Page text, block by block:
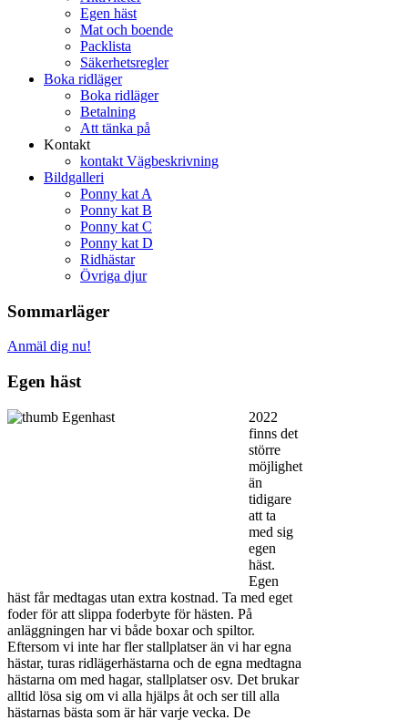
Egen häst
Mat och boende
Packlista
Säkerhetsregler
Boka ridläger
Boka ridläger
Betalning
Att tänka på
Kontakt
kontakt Vägbeskrivning
Bildgalleri
Ponny kat A
Ponny kat B
Ponny kat C
Ponny kat D
Ridhästar
Övriga djur
Sommarläger
Anmäl dig nu!
Egen häst
2022
finns det
större
möjlighet
än
tidigare
att ta
med sig
egen
häst.
Egen
häst får medtagas utan extra kostnad. Ta med eget
foder för att slippa foderbyte för hästen. På
anläggningen har vi både boxar och spiltor.
Eftersom vi inte har fler stallplatser än vi har egna
hästar, turas ridlägerhästarna och de egna medtagna
hästarna om med hagar, stallplatser osv. Det brukar
alltid lösa sig om vi alla hjälps åt och ser till alla
hästarnas bästa som är här varje vecka. De